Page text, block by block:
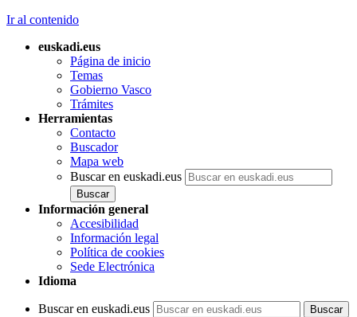
Ir al contenido
euskadi.eus
Página de inicio
Temas
Gobierno Vasco
Trámites
Herramientas
Contacto
Buscador
Mapa web
Buscar en euskadi.eus
Información general
Accesibilidad
Información legal
Política de cookies
Sede Electrónica
Idioma
Buscar en euskadi.eus